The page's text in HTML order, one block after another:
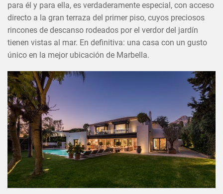
para él y para ella, es verdaderamente especial, con acceso
directo a la gran terraza del primer piso, cuyos preciosos
rincones de descanso rodeados por el verdor del jardín
tienen vistas al mar. En definitiva: una casa con un gusto
único en la mejor ubicación de Marbella.